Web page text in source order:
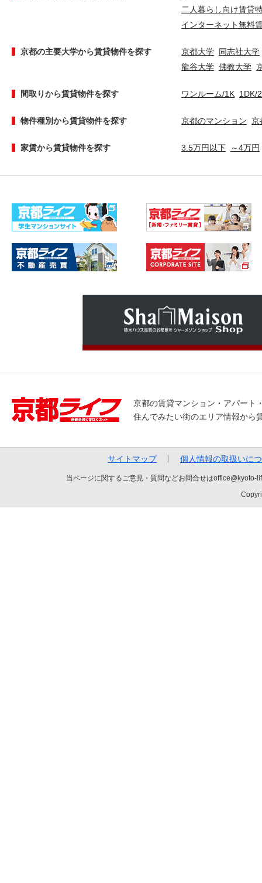
二人暮らし向け賃貸
インターネット無料
京都の主要大学から賃貸物件を探す 京都大学 同志社大学
龍谷大学 佛教大学
間取りから賃貸物件を探す ワンルーム/1K 1DK/
物件種別から賃貸物件を探す 京都のマンション 京
家賃から賃貸物件を探す 3.5万円以下 ～4万円
京都の賃貸マンション・アパート
住んでみたい街のエリア情報から
サイトマップ 個人情報の取扱いに
当ページに関するご意見・質問などお問合せは